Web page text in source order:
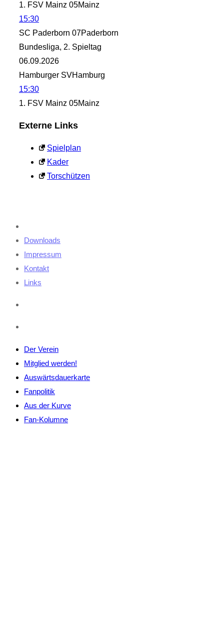
1. FSV Mainz 05Mainz
15:30
SC Paderborn 07Paderborn
Bundesliga, 2. Spieltag
06.09.2026
Hamburger SVHamburg
15:30
1. FSV Mainz 05Mainz
Externe Links
Spielplan
Kader
Torschützen
Downloads
Impressum
Kontakt
Links
Der Verein
Mitglied werden!
Auswärtsdauerkarte
Fanpolitik
Aus der Kurve
Fan-Kolumne